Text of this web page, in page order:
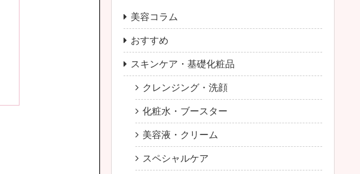
美容コラム
おすすめ
スキンケア・基礎化粧品
クレンジング・洗顔
化粧水・ブースター
美容液・クリーム
スペシャルケア